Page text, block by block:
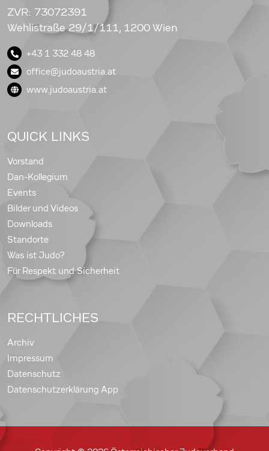
ZVR: 73072391
Wehlistraße 29/1/111, 1200 Wien
+43 1 332 48 48
office@judoaustria.at
www.judoaustria.at
QUICK LINKS
Vorstand
Dan-Kollegium
Events
Bilder und Videos
Downloads
Standorte
Was ist Judo?
Für Respekt und Sicherheit
RECHTLICHES
Archiv
Impressum
Datenschutz
Datenschutzerklärung App